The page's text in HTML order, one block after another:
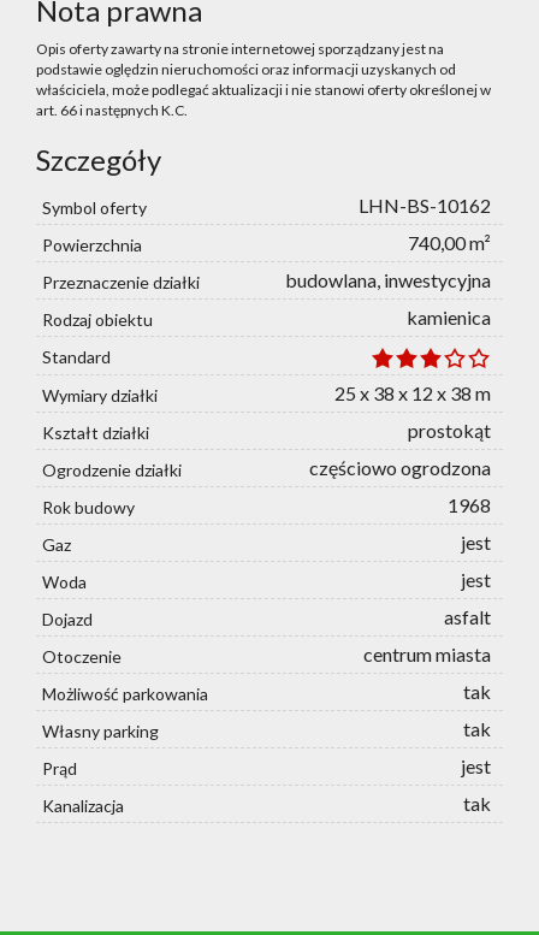
Nota prawna
Opis oferty zawarty na stronie internetowej sporządzany jest na
podstawie oględzin nieruchomości oraz informacji uzyskanych od
właściciela, może podlegać aktualizacji i nie stanowi oferty określonej w
art. 66 i następnych K.C.
Szczegóły
Symbol oferty LHN-BS-10162
Powierzchnia 740,00 m²
Przeznaczenie działki budowlana, inwestycyjna
Rodzaj obiektu kamienica
Standard
Wymiary działki
25 x 38 x 12 x 38 m
Kształt działki prostokąt
Ogrodzenie działki częściowo ogrodzona
Rok budowy 1968
Gaz jest
Woda jest
Dojazd asfalt
Otoczenie centrum miasta
Możliwość parkowania tak
Własny parking tak
Prąd jest
Kanalizacja tak